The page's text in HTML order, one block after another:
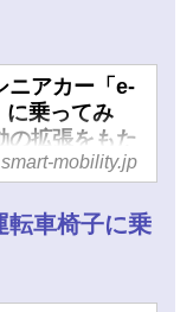
ニアカー「e-
乗ってみ
の拡張をもた
位のパーソナ
smart-mobility.jp
転車椅子に乗